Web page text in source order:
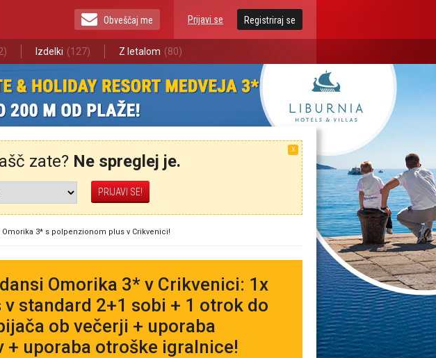
Prijavi se Registriraj se
Obveščaj me
Izdelki (127) Z letalom (80)
X
zate? Ne spreglej je.
Omorika 3* s polpenzionom plus v Crikvenici!
Omorika 3* v Crikvenici: 1x
standard 2+1 sobi + 1 otrok do
ob večerji + uporaba
+ uporaba otroške igralnice!